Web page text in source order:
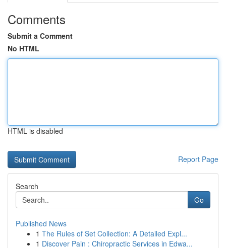
Comments
Submit a Comment
No HTML
HTML is disabled
Report Page
Search
Go
Published News
1 The Rules of Set Collection: A Detailed Expl...
1 Discover Pain : Chiropractic Services in Edwa...